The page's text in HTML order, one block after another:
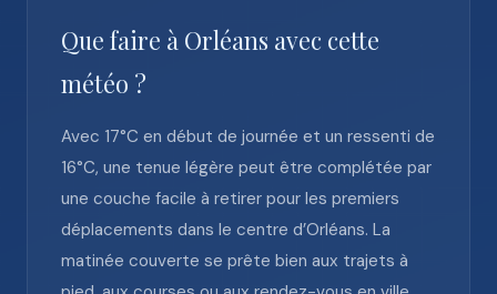
Que faire à Orléans avec cette
météo ?
Avec 17°C en début de journée et un ressenti de
16°C, une tenue légère peut être complétée par
une couche facile à retirer pour les premiers
déplacements dans le centre d’Orléans. La
matinée couverte se prête bien aux trajets à